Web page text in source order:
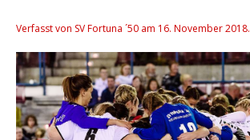
Verfasst von SV Fortuna ´50 am 16. November 2018.